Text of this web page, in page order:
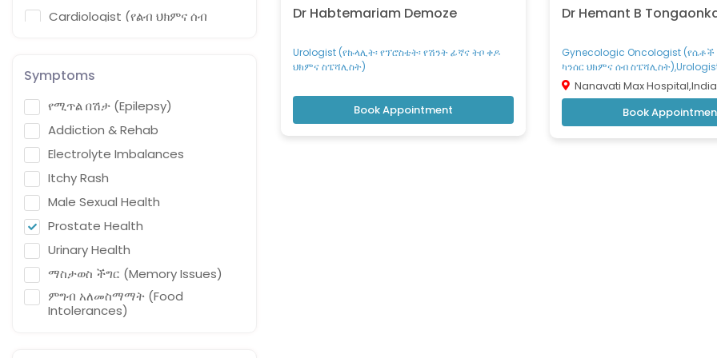
Cardiologist (የልብ ህክምና ሰብ
ሳምባ እና ጉሮሮ ቀዶ ህክምና ሰብ
ስፔሻሊስት)
Child and Adolescent
Psychiatrist (የህፃናትና የታዳጊዎች
የሥነ-አዕምሮ ህክምና ሰብ ስፔሻሊስት)
Cognitive Neurologist (የኮግኒቲቭ
ኒውሮሎጂ ሰብ ስፔሻሊስት)
Colorectal Surgeon (የአንጀትና
ሃኪም)
Dermatovenerologist ( የቆዳና
የአባላዘር ህክምና ስፔሻሊስት)
Dietetics And Nutrition (የስነምግብ
Symptoms
የሚጥል በሽታ (Epilepsy)
Addiction & Rehab
Electrolyte Imbalances
Itchy Rash
Male Sexual Health
Prostate Health
Urinary Health
ማስታወስ ችግር (Memory Issues)
ምግብ አለመስማማት (Food
Intolerances)
Dr Habtemariam Demoze
Urologist (የኩላሊት፡ የፕሮስቴት፡ የሽንት ፊኛና ትቦ ቀዶ
ህክምና ስፔሻሊስት)
Book Appointment
Dr Hemant B
Gynecologic Oncologist
ካንሰር ህክምና ሰብ
የፕሮስቴት፡ የሽንት ፊኛና ትቦ ቀዶ ህክምና
Nanavati Max Hospital,India
Book